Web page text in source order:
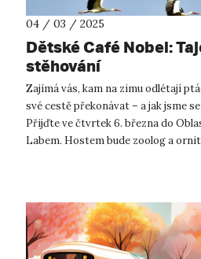
04 / 03 / 2025
Dětské Café Nobel:
stěhování
Zajímá vás, kam na zimu odlétají
své cestě překonávat – a jak jsme
Přijďte ve čtvrtek 6. března do
Labem. Hostem bude zoolog a